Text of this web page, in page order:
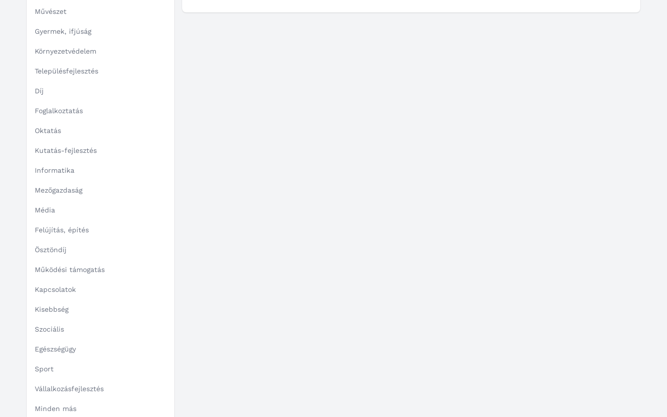
Művészet
Gyermek, ifjúság
Környezetvédelem
Településfejlesztés
Díj
Foglalkoztatás
Oktatás
Kutatás-fejlesztés
Informatika
Mezőgazdaság
Média
Felújítás, építés
Ösztöndíj
Működési támogatás
Kapcsolatok
Kisebbség
Szociális
Egészségügy
Sport
Vállalkozásfejlesztés
Minden más